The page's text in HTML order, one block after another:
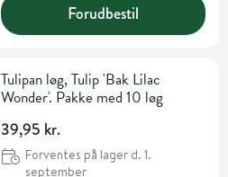
Forudbestil
Tulipan løg, Tulip 'Bak Lilac
Wonder'. Pakke med 10 løg
39,95 kr.
Forventes på lager d. 1.
september